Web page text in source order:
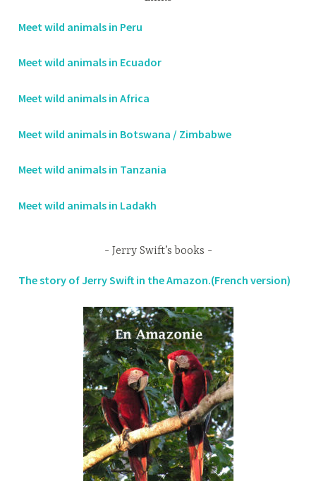
Meet wild animals in Peru
Meet wild animals in Ecuador
Meet wild animals in Africa
Meet wild animals in Botswana / Zimbabwe
Meet wild animals in Tanzania
Meet wild animals in Ladakh
Jerry Swift’s books
The story of Jerry Swift in the Amazon.(French version)